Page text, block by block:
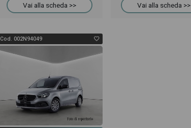
Vai alla scheda >> Vai alla scheda >>
Cod. 002N94049